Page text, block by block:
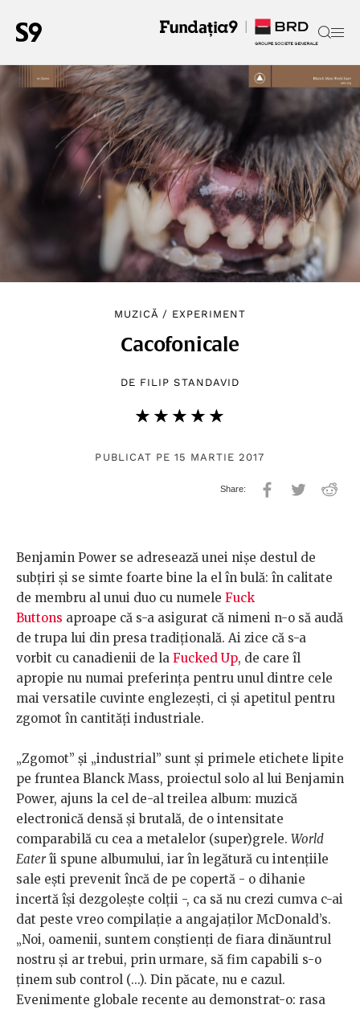
MUZICĂ / EXPERIMENT
Cacofonicale
DE FILIP STANDAVID
★★★★★
☆☆☆☆☆
PUBLICAT PE 15 MARTIE 2017
Benjamin Power se adresează unei nișe destul de
subțiri și se simte foarte bine la el în bulă: în calitate
de membru al unui duo cu numele Fuck
Buttons aproape că s-a asigurat că nimeni n-o să audă
de trupa lui din presa tradițională. Ai zice că s-a
vorbit cu canadienii de la Fucked Up, de care îl
apropie nu numai preferința pentru unul dintre cele
mai versatile cuvinte englezești, ci și apetitul pentru
zgomot în cantități industriale.
„Zgomot” și „industrial” sunt și primele etichete lipite
pe fruntea Blanck Mass, proiectul solo al lui Benjamin
Power, ajuns la cel de-al treilea album: muzică
electronică densă și brutală, de o intensitate
comparabilă cu cea a metalelor (super)grele. World
Eaterîi spune albumului, iar în legătură cu intențiile
sale ești prevenit încă de pe copertă - o dihanie
incertă își dezgolește colții -, ca să nu crezi cumva c-ai
dat peste vreo compilație a angajaților McDonald’s.
„Noi, oamenii, suntem conștienți de fiara dinăuntrul
nostru și ar trebui, prin urmare, să fim capabili s-o
ținem sub control (...). Din păcate, nu e cazul.
Evenimente globale recente au demonstrat-o: rasa